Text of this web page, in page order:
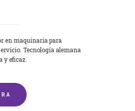
en maquinaria para
Tecnología alemana
y eficaz.